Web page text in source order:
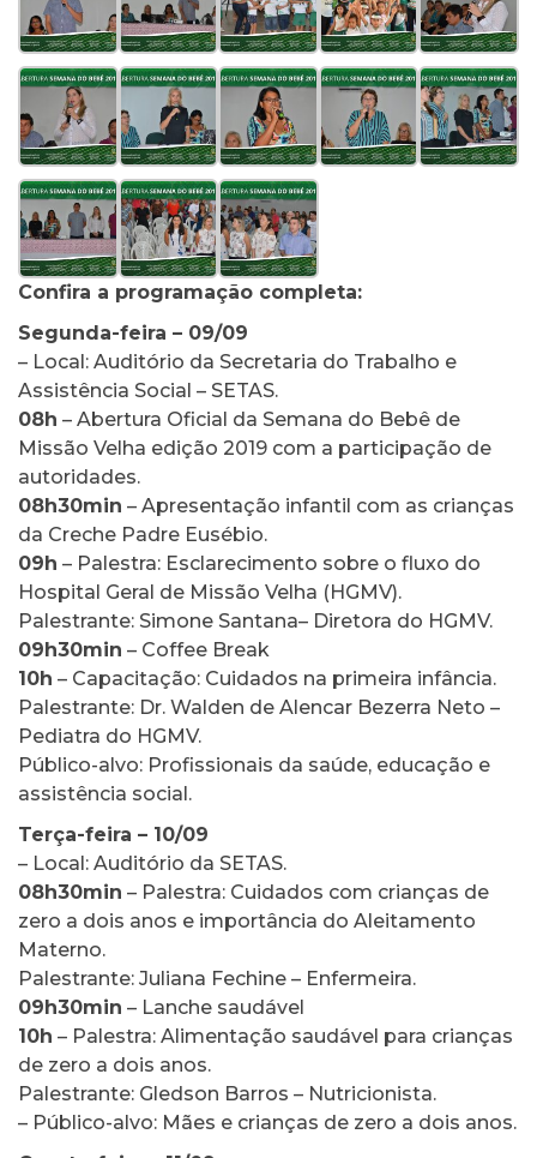
Confira a programação completa:
Segunda-feira – 09/09
– Local: Auditório da Secretaria do Trabalho e
Assistência Social – SETAS.
08h – Abertura Oficial da Semana do Bebê de
Missão Velha edição 2019 com a participação de
autoridades.
08h30min – Apresentação infantil com as crianças
da Creche Padre Eusébio.
09h – Palestra: Esclarecimento sobre o fluxo do
Hospital Geral de Missão Velha (HGMV).
Palestrante: Simone Santana– Diretora do HGMV.
09h30min – Coffee Break
10h – Capacitação: Cuidados na primeira infância.
Palestrante: Dr. Walden de Alencar Bezerra Neto –
Pediatra do HGMV.
Público-alvo: Profissionais da saúde, educação e
assistência social.
Terça-feira – 10/09
– Local: Auditório da SETAS.
08h30min – Palestra: Cuidados com crianças de
zero a dois anos e importância do Aleitamento
Materno.
Palestrante: Juliana Fechine – Enfermeira.
09h30min – Lanche saudável
10h – Palestra: Alimentação saudável para crianças
de zero a dois anos.
Palestrante: Gledson Barros – Nutricionista.
– Público-alvo: Mães e crianças de zero a dois anos.